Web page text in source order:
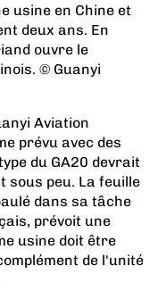
usine en Chine et
deux ans. En
ouvre le
© Guanyi
Aviation
prévu avec des
du GA20 devrait
sous peu. La feuille
dans sa tâche
prévoit une
usine doit être
de l'unité